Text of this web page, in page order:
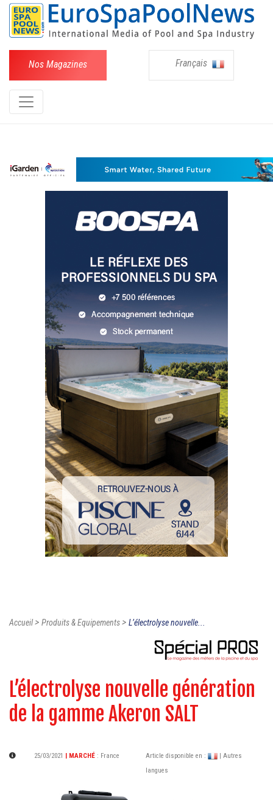
Nos Magazines Français
Accueil> Produits & Equipements> L’électrolyse nouvelle...
L’électrolyse nouvelle génération
de la gamme Akeron SALT
25/03/2021 | MARCHÉ : France Article disponible en :
| Autres
langues